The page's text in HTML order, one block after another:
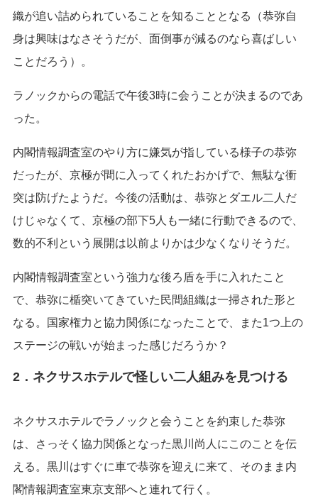
織が追い詰められていることを知ることとなる（恭弥自
身は興味はなさそうだが、面倒事が減るのなら喜ばしい
ことだろう）。
ラノックからの電話で午後3時に会うことが決まるのであ
った。
内閣情報調査室のやり方に嫌気が指している様子の恭弥
だったが、京極が間に入ってくれたおかげで、無駄な衝
突は防げたようだ。今後の活動は、恭弥とダエル二人だ
けじゃなくて、京極の部下5人も一緒に行動できるので、
数的不利という展開は以前よりかは少なくなりそうだ。
内閣情報調査室という強力な後ろ盾を手に入れたこと
で、恭弥に楯突いてきていた民間組織は一掃された形と
なる。国家権力と協力関係になったことで、また1つ上の
ステージの戦いが始まった感じだろうか？
2．ネクサスホテルで怪しい二人組みを見つける
ネクサスホテルでラノックと会うことを約束した恭弥
は、さっそく協力関係となった黒川尚人にこのことを伝
える。黒川はすぐに車で恭弥を迎えに来て、そのまま内
閣情報調査室東京支部へと連れて行く。